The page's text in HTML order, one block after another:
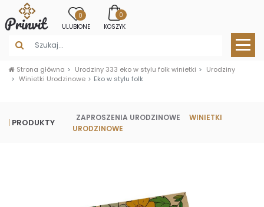
0
ULUBIONE
0
KOSZYK
Strona główna Urodziny 333 eko w stylu folk winietki
Urodziny
Winietki Urodzinowe
Eko w stylu folk
PRODUKTY ZAPROSZENIA URODZINOWE
WINIETKI
URODZINOWE